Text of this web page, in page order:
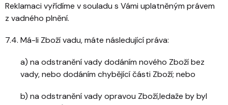
Reklamaci vyřídíme v souladu s Vámi uplatněným právem
z vadného plnění.
7.4. Má-li Zboží vadu, máte následující práva:
a) na odstranění vady dodáním nového Zboží bez
vady, nebo dodáním chybějící části Zboží; nebo
b) na odstranění vady opravou Zboží,ledaže by byl